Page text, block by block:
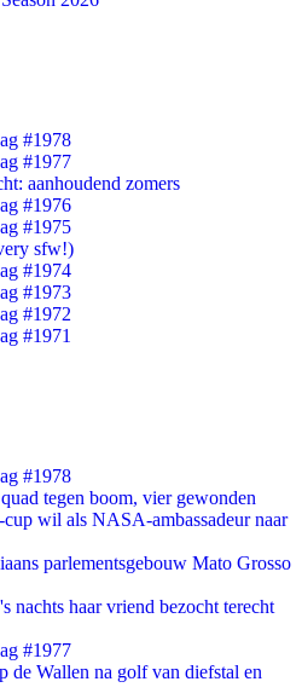
#1978
#1977
aanhoudend zomers
#1976
#1975
sfw!)
#1974
#1973
#1972
#1971
#1978
tegen boom, vier gewonden
wil als NASA-ambassadeur naar
parlementsgebouw Mato Grosso
nachts haar vriend bezocht terecht
#1977
de Wallen na golf van diefstal en